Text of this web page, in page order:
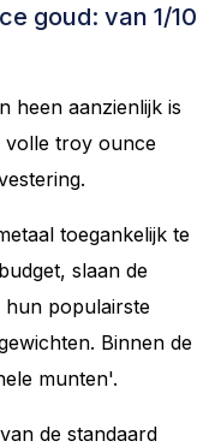
goud: van 1/10
heen aanzienlijk is
volle troy ounce
toegankelijk te
slaan de
hun populairste
Binnen de
munten'.
de standaard